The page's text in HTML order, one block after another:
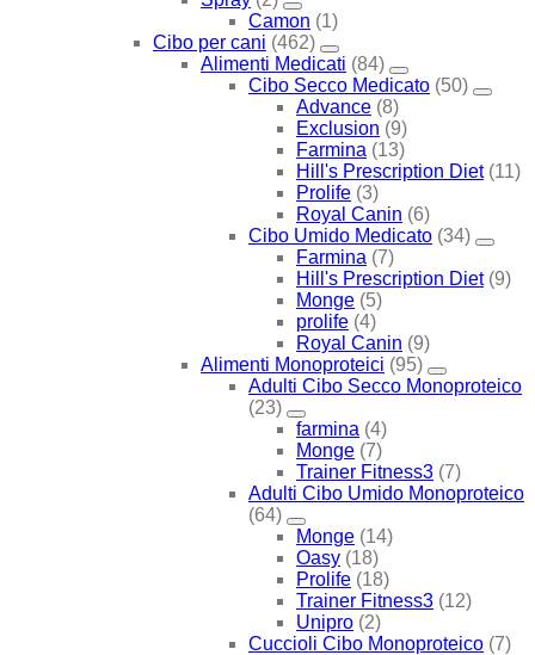
Camon (1)
Cibo per cani (462)
Alimenti Medicati (84)
Cibo Secco Medicato (50)
Advance (8)
Exclusion (9)
Farmina (13)
Hill's Prescription Diet (11)
Prolife (3)
Royal Canin (6)
Cibo Umido Medicato (34)
Farmina (7)
Hill's Prescription Diet (9)
Monge (5)
prolife (4)
Royal Canin (9)
Alimenti Monoproteici (95)
Adulti Cibo Secco Monoproteico
(23)
farmina (4)
Monge (7)
Trainer Fitness3 (7)
Adulti Cibo Umido Monoproteico
(64)
Monge (14)
Oasy (18)
Prolife (18)
Trainer Fitness3 (12)
Unipro (2)
Cuccioli Cibo Monoproteico (7)